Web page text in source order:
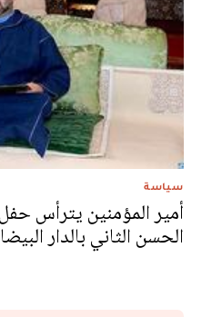
سياسة
أمير المؤمنين يترأس
الحسن الثاني بالدار